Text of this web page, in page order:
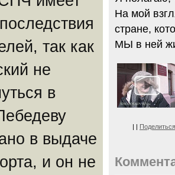
так как
не
в
в выдаче
и он не
На мой
стране,
МЫ в ней
| | Поделиться